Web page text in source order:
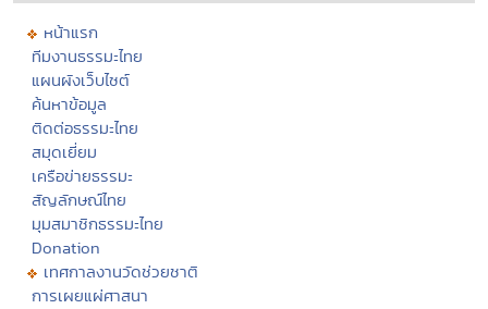
หน้าแรก
ทีมงานธรรมะไทย
แผนผังเว็บไซต์
ค้นหาข้อมูล
ติดต่อธรรมะไทย
สมุดเยี่ยม
เครือข่ายธรรมะ
สัญลักษณ์ไทย
มุมสมาชิกธรรมะไทย
Donation
เทศกาลงานวัดช่วยชาติ
การเผยแผ่ศาสนา